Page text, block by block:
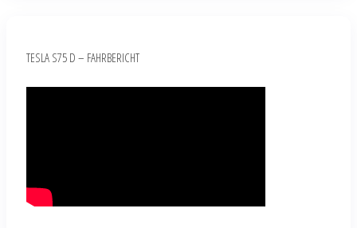
TESLA S75 D – FAHRBERICHT